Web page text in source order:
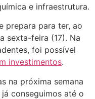
e infraestrutura.
prepara para ter, ao
sexta-feira (17). Na
foi possível
investimentos.
na próxima semana
conseguimos até o